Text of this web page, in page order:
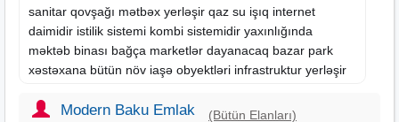
sanitar qovşağı mətbəx yerləşir qaz su işıq internet
daimidir istilik sistemi kombi sistemidir yaxınlığında
məktəb binası bağça marketlər dayanacaq bazar park
xəstəxana bütün növ iaşə obyektləri infrastruktur yerləşir
mərtəbəsində yerləşən mənzil TƏCİLİ SATILIR KUPÇALI
Modern Baku Emlak (Bütün Elanları)